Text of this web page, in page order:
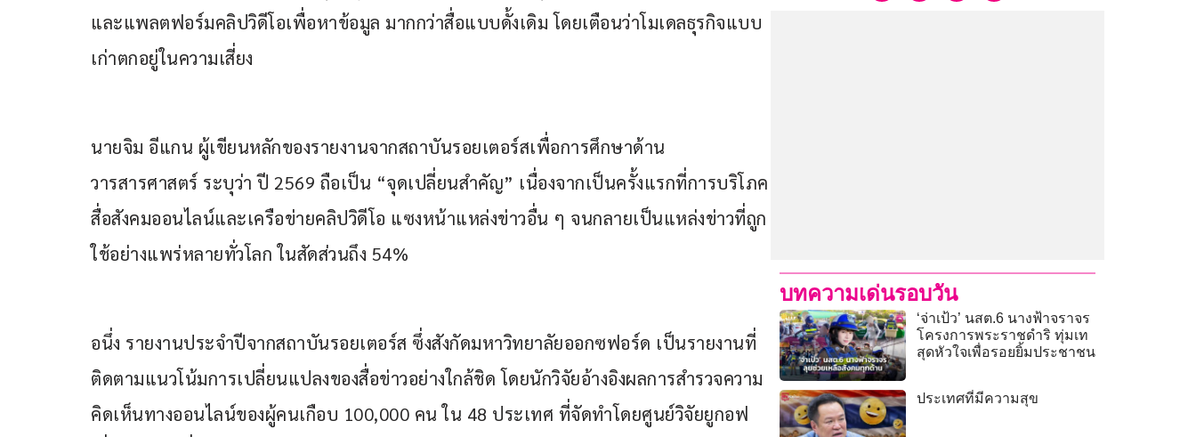
และแพลตฟอร์มคลิปวิดีโอเพื่อหาข้อมูล มากกว่าสื่อแบบดั้งเดิม โดยเตือนว่าโมเดลธุรกิจแบบ
เก่าตกอยู่ในความเสี่ยง
นายจิม อีแกน ผู้เขียนหลักของรายงานจากสถาบันรอยเตอร์สเพื่อการศึกษาด้าน
วารสารศาสตร์ ระบุว่า ปี 2569 ถือเป็น “จุดเปลี่ยนสำคัญ” เนื่องจากเป็นครั้งแรกที่การบริโภค
สื่อสังคมออนไลน์และเครือข่ายคลิปวิดีโอ แซงหน้าแหล่งข่าวอื่น ๆ จนกลายเป็นแหล่งข่าวที่ถูก
ใช้อย่างแพร่หลายทั่วโลก ในสัดส่วนถึง 54%
อนึ่ง รายงานประจำปีจากสถาบันรอยเตอร์ส ซึ่งสังกัดมหาวิทยาลัยออกซฟอร์ด เป็นรายงานที่
ติดตามแนวโน้มการเปลี่ยนแปลงของสื่อข่าวอย่างใกล้ชิด โดยนักวิจัยอ้างอิงผลการสำรวจความ
คิดเห็นทางออนไลน์ของผู้คนเกือบ 100,000 คน ใน 48 ประเทศ ที่จัดทำโดยศูนย์วิจัยยูกอฟ
บทความเด่นรอบวัน
‘จ่าเป้ว’ นสต.6 นางฟ้าจราจร
โครงการพระราชดำริ ทุ่มเท
สุดหัวใจเพื่อรอยยิ้มประชาชน
ประเทศที่มีความสุข